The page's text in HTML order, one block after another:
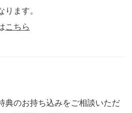
ます。
こちら
典のお持ち込みをご相談いただ